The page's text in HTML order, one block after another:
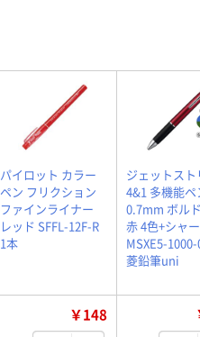
パイロット カラー
ペン フリクション
ファインライナー
レッド SFFL-12F-R
1本
ジェットス
4&1 多機能ペ
0.7mm ボル
赤 4色+シャ
MSXE5-
菱鉛筆uni
￥148